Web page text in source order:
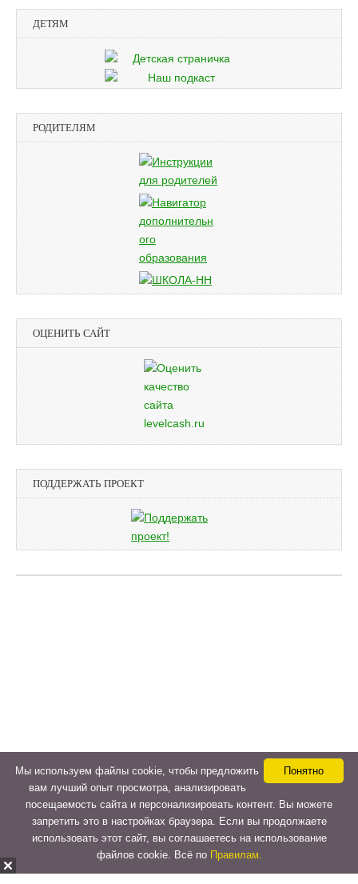
ДЕТЯМ
РОДИТЕЛЯМ
ОЦЕНИТЬ САЙТ
ПОДДЕРЖАТЬ ПРОЕКТ
Понятно
Мы используем файлы cookie, чтобы предложить
вам лучший опыт просмотра, анализировать
посещаемость сайта и персонализировать контент. Вы можете
запретить это в настройках браузера. Если вы продолжаете
использовать этот сайт, вы соглашаетесь на использование
файлов cookie. Всё по Правилам.